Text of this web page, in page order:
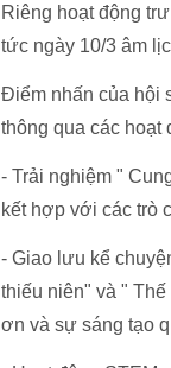
Riêng hoạt động
tức ngày 10/3 âm
Điểm nhấn của hội
thông qua các hoạt
- Trải nghiệm "
kết hợp với các trò
- Giao lưu kể
thiếu niên" và "
ơn và sự sáng tạo